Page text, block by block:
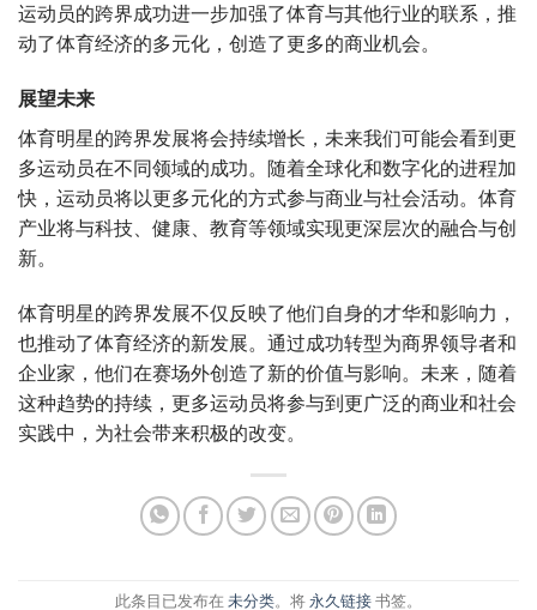
运动员的跨界成功进一步加强了体育与其他行业的联系，推
动了体育经济的多元化，创造了更多的商业机会。
展望未来
体育明星的跨界发展将会持续增长，未来我们可能会看到更
多运动员在不同领域的成功。随着全球化和数字化的进程加
快，运动员将以更多元化的方式参与商业与社会活动。体育
产业将与科技、健康、教育等领域实现更深层次的融合与创
新。
体育明星的跨界发展不仅反映了他们自身的才华和影响力，
也推动了体育经济的新发展。通过成功转型为商界领导者和
企业家，他们在赛场外创造了新的价值与影响。未来，随着
这种趋势的持续，更多运动员将参与到更广泛的商业和社会
实践中，为社会带来积极的改变。
此条目已发布在 未分类。将 永久链接 书签。